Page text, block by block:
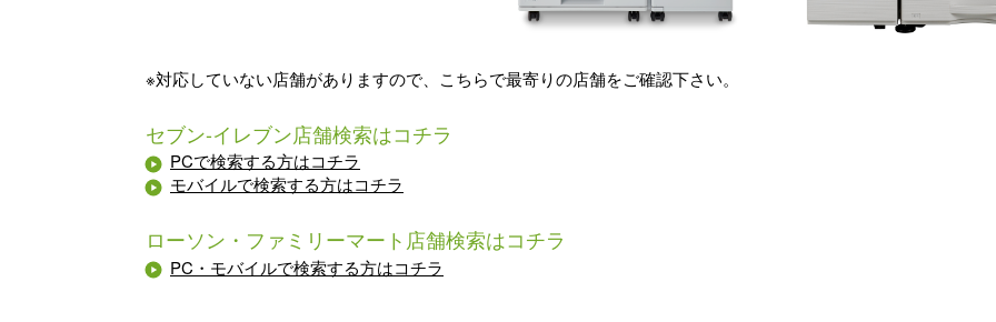
※対応していない店舗がありますので、こちらで最寄りの店舗をご確認下さい。
セブン-イレブン店舗検索はコチラ
PCで検索する方はコチラ
モバイルで検索する方はコチラ
ローソン・ファミリーマート店舗検索はコチラ
PC・モバイルで検索する方はコチラ